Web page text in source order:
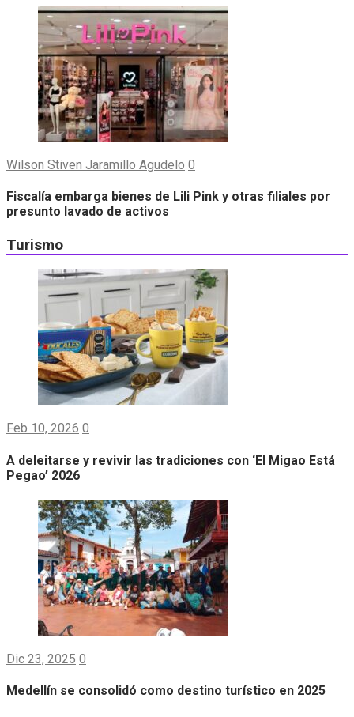
Wilson Stiven Jaramillo Agudelo 0
Fiscalía embarga bienes de Lili Pink y otras filiales por
presunto lavado de activos
Turismo
Feb 10, 2026 0
A deleitarse y revivir las tradiciones con ‘El Migao Está
Pegao’ 2026
Dic 23, 2025 0
Medellín se consolidó como destino turístico en 2025